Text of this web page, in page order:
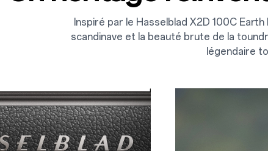
Inspiré par le Hasselblad X2D 100C
scandinave et la beauté brute de la
légendaire